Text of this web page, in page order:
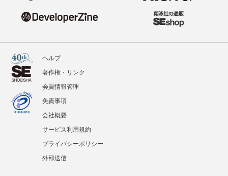
ヘルプ
著作権・リンク
会員情報管理
免責事項
会社概要
サービス利用規約
プライバシーポリシー
外部送信